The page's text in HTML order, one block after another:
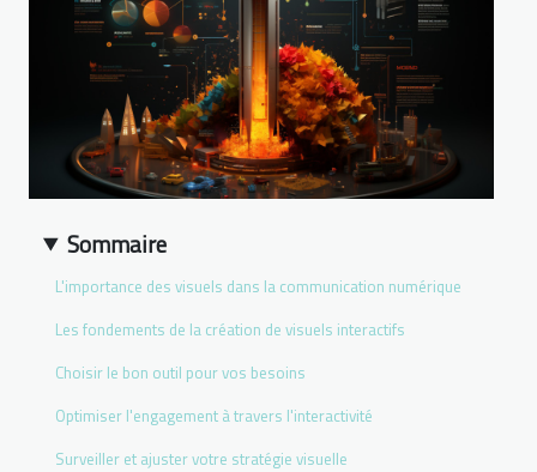
Sommaire
L'importance des visuels dans la communication numérique
Les fondements de la création de visuels interactifs
Choisir le bon outil pour vos besoins
Optimiser l'engagement à travers l'interactivité
Surveiller et ajuster votre stratégie visuelle